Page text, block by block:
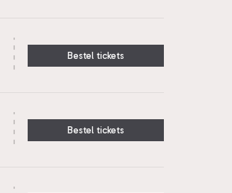
Bestel tickets
Bestel tickets